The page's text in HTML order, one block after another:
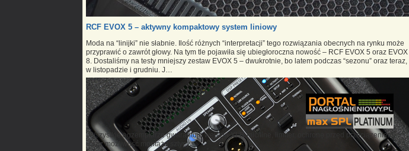
RCF EVOX 5 – aktywny kompaktowy system liniowy
Moda na “linijki” nie słabnie. Ilość różnych “interpretacji” tego rozwiązania obecnych na rynku może
przyprawić o zawrót głowy. Na tym tle pojawiła się ubiegłoroczna nowość – RCF EVOX 5 oraz EVOX
8. Dostaliśmy na testy mniejszy zestaw EVOX 5 – dwukrotnie, bo latem podczas “sezonu” oraz teraz,
w listopadzie i grudniu. J…
Wszystkie egzemplarze gwarantują wejścia XLR mic/line, limiter, ochronę przed przeciązeniem
oraz możliwość montażu sztycy.